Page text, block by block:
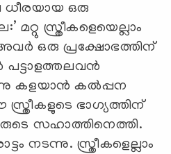
ഒരു
മറ്റു സ്ത്രീകളെയെല്ലാം
അവര്‍ ഒരു പ്രക്ഷോഭത്തിന്
പട്ടാളത്തലവന്‍
കളയാന്‍ കല്‍പ്പന
ഭാഗ്യത്തിന്
സഹാത്തിനെത്തി.
നടന്നു. സ്ത്രീകളെല്ലാം